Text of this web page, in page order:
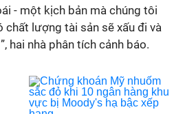
- một kịch bản mà chúng tôi
chất lượng tài sản sẽ xấu đi và
hai nhà phân tích cảnh báo.